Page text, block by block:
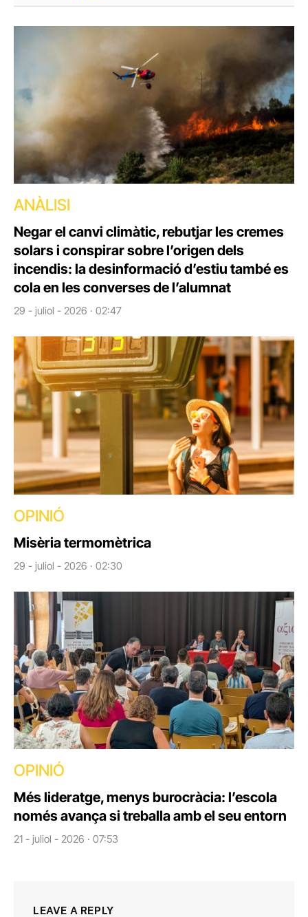
ANÀLISI
Negar el canvi climàtic, rebutjar les cremes
solars i conspirar sobre l’origen dels
incendis: la desinformació d’estiu també es
cola en les converses de l’alumnat
29 - juliol - 2026 · 02:47
OPINIÓ
Misèria termomètrica
29 - juliol - 2026 · 02:30
OPINIÓ
Més lideratge, menys burocràcia: l’escola
només avança si treballa amb el seu entorn
21 - juliol - 2026 · 07:53
LEAVE A REPLY